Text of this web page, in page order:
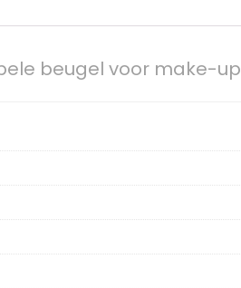
beugel voor make-up